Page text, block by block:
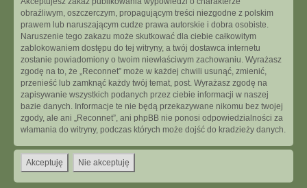
obraźliwym, oszczerczym, propagującym treści niezgodne z polskim
prawem lub naruszającym cudze prawa autorskie i dobra osobiste.
Naruszenie tego zakazu może skutkować dla ciebie całkowitym
zablokowaniem dostępu do tej witryny, a twój dostawca internetu
zostanie powiadomiony o twoim niewłaściwym zachowaniu. Wyrażasz
zgodę na to, że „Reconnet” może w każdej chwili usunąć, zmienić,
przenieść lub zamknąć każdy twój temat, post. Wyrażasz zgodę na
zapisywanie wszystkich podanych przez ciebie informacji w naszej
bazie danych. Informacje te nie będą przekazywane nikomu bez twojej
zgody, ale ani „Reconnet”, ani phpBB nie ponosi odpowiedzialności za
włamania do witryny, podczas których może dojść do kradzieży danych.